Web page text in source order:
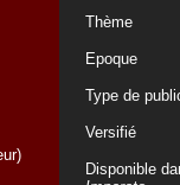
Thème
Epoque
Type de
Versifié
Disponible